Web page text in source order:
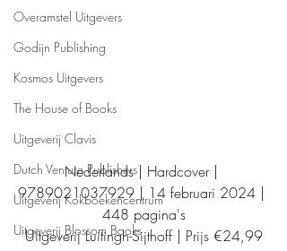
Overamstel Uitgevers
Godijn Publishing
Kosmos Uitgevers
The House of Books
Uitgeverij Clavis
Dutch Venture Publishers
Uitgeverij Kokboekencentrum
Uitgeverij Blossom Books
Nederlands | Hardcover |
9789021037929 | 14 februari 2024 |
448 pagina's
Uitgeverij Luitingh-Sijthoff | Prijs €24,99